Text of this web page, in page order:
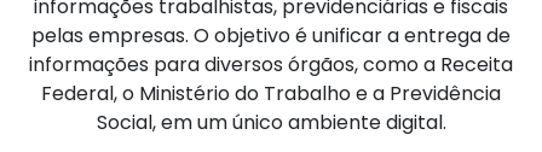
informações trabalhistas, previdenciárias e fiscais
pelas empresas. O objetivo é unificar a entrega de
informações para diversos órgãos, como a Receita
Federal, o Ministério do Trabalho e a Previdência
Social, em um único ambiente digital.